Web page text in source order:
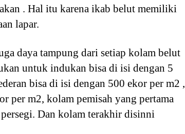
. Hal itu karena ikab belut memiliki
lapar.
daya tampung dari setiap kolam belut
untuk indukan bisa di isi dengan 5
bisa di isi dengan 500 ekor per m2 ,
per m2, kolam pemisah yang pertama
Dan kolam terakhir disinni